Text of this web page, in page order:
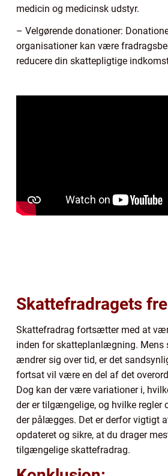
medicin og medicinsk udstyr.
– Velgørende donationer:
organisationer kan være
reducere din skattepligtige
Skattefradragets
Skattefradrag fortsætter med at
inden for skatteplanlægning. Mens
ændrer sig over tid, er det
fortsat vil være en del af det
Dog kan der være variationer i,
der er tilgængelige, og hvilke regler
der pålægges. Det er derfor vigtigt
opdateret og sikre, at du drager
tilgængelige skattefradrag.